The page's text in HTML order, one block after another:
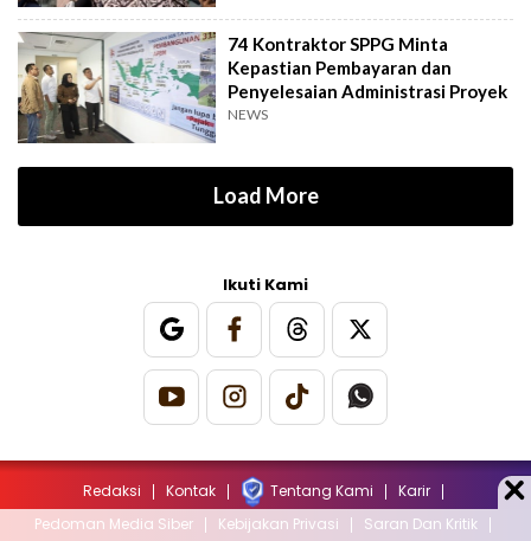
74 Kontraktor SPPG Minta
Kepastian Pembayaran dan
Penyelesaian Administrasi Proyek
NEWS
Load More
Ikuti Kami
Redaksi Kontak Tentang Kami
Karir
Pedoman Media Siber
Kebijakan Privasi Saran Dan Kritik